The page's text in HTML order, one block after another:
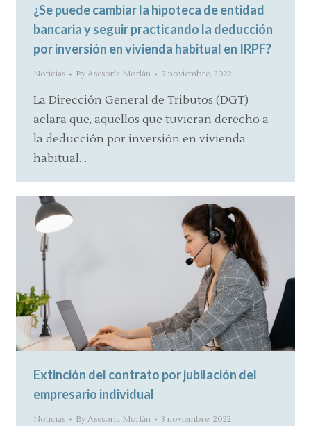
¿Se puede cambiar la hipoteca de entidad
bancaria y seguir practicando la deducción
por inversión en vivienda habitual en IRPF?
Noticias By Asesoría Morlán 9 noviembre, 2022
La Dirección General de Tributos (DGT)
aclara que, aquellos que tuvieran derecho a
la deducción por inversión en vivienda
habitual…
Extinción del contrato por jubilación del
empresario individual
Noticias By Asesoría Morlán 3 noviembre, 2022